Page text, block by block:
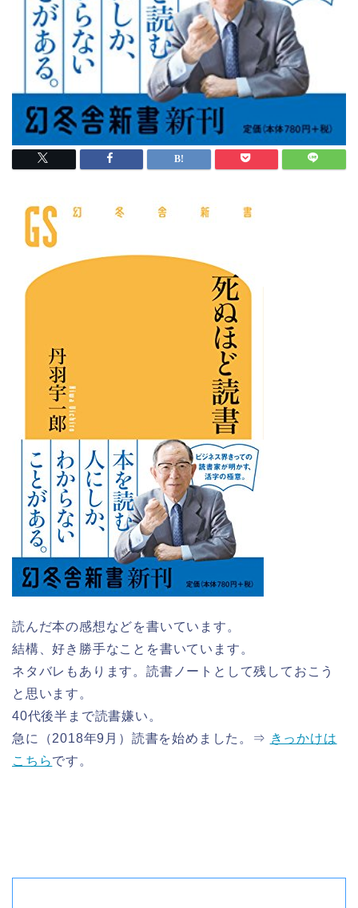
読んだ本の感想などを書いています。
結構、好き勝手なことを書いています。
ネタバレもあります。読書ノートとして残しておこう
と思います。
40代後半まで読書嫌い。
急に（2018年9月）読書を始めました。⇒ きっかけは
こちらです。